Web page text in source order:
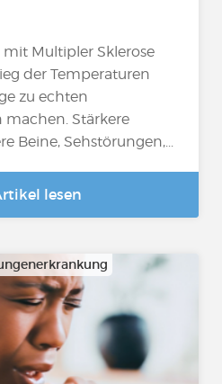
mit Multipler Sklerose
der Temperaturen
zu echten
machen. Stärkere
Beine, Sehstörungen,...
lesen